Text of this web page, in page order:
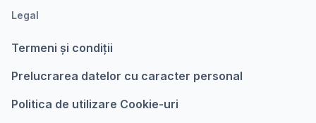
Legal
Termeni şi condiții
Prelucrarea datelor cu caracter personal
Politica de utilizare Cookie-uri